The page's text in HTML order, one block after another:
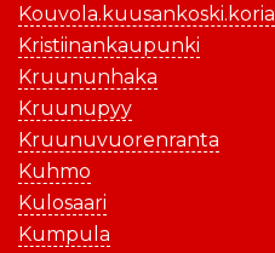
Kouvola.kuusankoski.koria
Kristiinankaupunki
Kruununhaka
Kruunupyy
Kruunuvuorenranta
Kuhmo
Kulosaari
Kumpula